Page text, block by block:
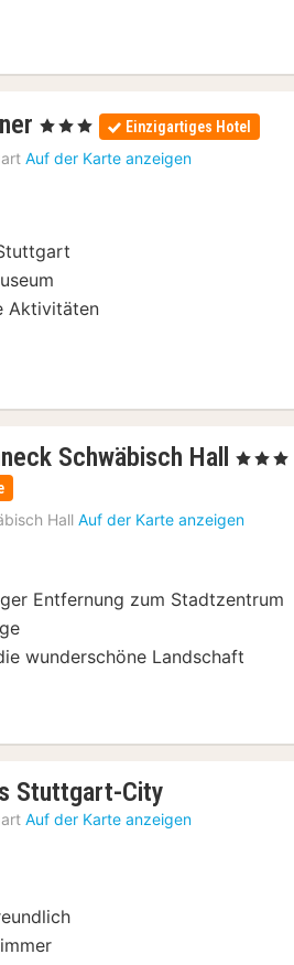
1
Nacht
ab
, 3 Sterne Einzigartiges Hotel
Auf der Karte anzeigen
Aktivitäten
Schwäbisch Hall 1
ab
100,80
, 3 Sterne
Hall Auf der Karte anzeigen
Entfernung zum Stadtzentrum
wunderschöne Landschaft
Stuttgart-City
Nacht
Auf der Karte anzeigen